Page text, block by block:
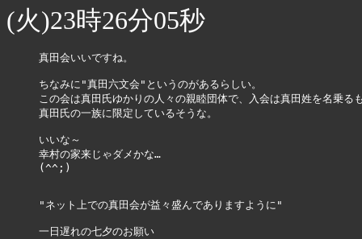
(火)23時26分05秒
真田会いいですね。
ちなみに"真田六文会"というのがあるらしい。
この会は真田氏ゆかりの人々の親睦団体で、入会は真田姓を名乗る
真田氏の一族に限定しているそうな。
いいな～
幸村の家来じゃダメかな…
(^^;)
"ネット上での真田会が益々盛んでありますように"
一日遅れの七夕のお願い